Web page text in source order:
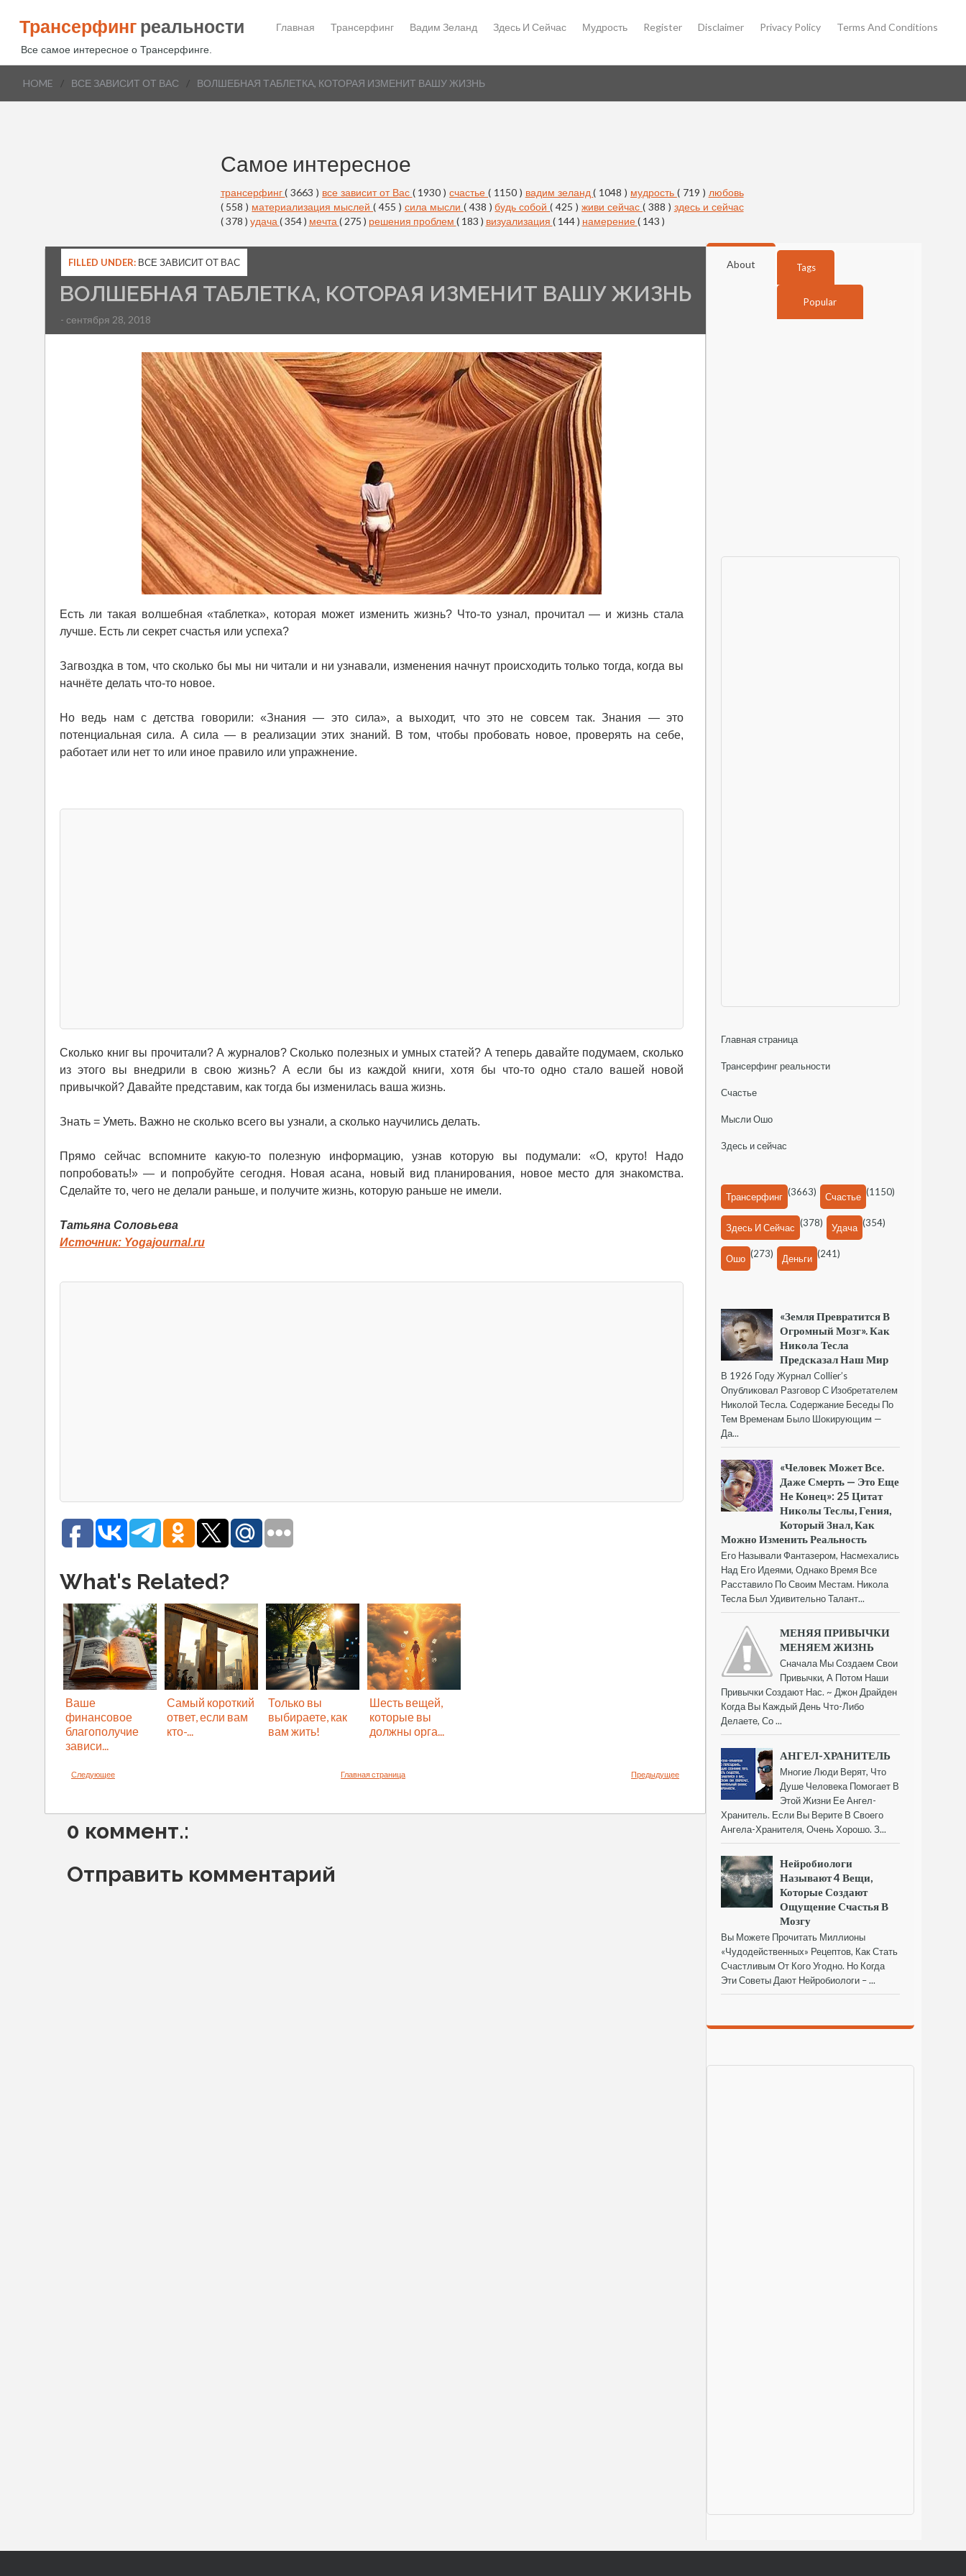
Трансерфинг реальности
Все самое интересное о Трансерфинге.
Главная Трансерфинг Вадим Зеланд Здесь И Сейчас Мудрость Register Disclaimer Privacy Policy Terms And Conditions
HOME / ВСЕ ЗАВИСИТ ОТ ВАС / ВОЛШЕБНАЯ ТАБЛЕТКА, КОТОРАЯ ИЗМЕНИТ ВАШУ ЖИЗНЬ
Самое интересное
трансерфинг( 3663 ) все зависит от Вас ( 1930 )счастье ( 1150 ) вадим зеланд( 1048 ) мудрость ( 719 ) любовь
( 558 ) материализация мыслей( 455 ) сила мысли ( 438 )будь собой( 425 )живи сейчас ( 388 ) здесь и сейчас
( 378 ) удача ( 354 ) мечта ( 275 ) решения проблем ( 183 ) визуализация ( 144 ) намерение( 143 )
FILLED UNDER: ВСЕ ЗАВИСИТ ОТ ВАС
ВОЛШЕБНАЯ ТАБЛЕТКА, КОТОРАЯ ИЗМЕНИТ ВАШУ ЖИЗНЬ
- сентября 28, 2018
Есть ли такая волшебная «таблетка», которая может изменить жизнь? Что-то узнал, прочитал — и жизнь стала
лучше. Есть ли секрет счастья или успеха?
Загвоздка в том, что сколько бы мы ни читали и ни узнавали, изменения начнут происходить только тогда, когда вы
начнёте делать что-то новое.
Но ведь нам с детства говорили: «Знания — это сила», а выходит, что это не совсем так. Знания — это
потенциальная сила. А сила — в реализации этих знаний. В том, чтобы пробовать новое, проверять на себе,
работает или нет то или иное правило или упражнение.
Сколько книг вы прочитали? А журналов? Сколько полезных и умных статей? А теперь давайте подумаем, сколько
из этого вы внедрили в свою жизнь? А если бы из каждой книги, хотя бы что-то одно стало вашей новой
привычкой? Давайте представим, как тогда бы изменилась ваша жизнь.
Знать = Уметь. Важно не сколько всего вы узнали, а сколько научились делать.
Прямо сейчас вспомните какую-то полезную информацию, узнав которую вы подумали: «О, круто! Надо
попробовать!» — и попробуйте сегодня. Новая асана, новый вид планирования, новое место для знакомства.
Сделайте то, чего не делали раньше, и получите жизнь, которую раньше не имели.
Татьяна Соловьева
Источник: Yogajournal.ru
What's Related?
Ваше
финансовое
благополучие
зависи...
Самый короткий
ответ, если вам
кто-...
Только вы
выбираете, как
вам жить!
Шесть вещей,
которые вы
должны орга...
Следующее Предыдущее
Главная страница
0 коммент.:
Отправить комментарий
About Tags
Popular
Главная страница
Трансерфинг реальности
Счастье
Мысли Ошо
Здесь и сейчас
Трансерфинг (3663) Счастье (1150)
Здесь И Сейчас (378) Удача (354)
Ошо (273) Деньги (241)
«Земля Превратится В
Огромный Мозг». Как
Никола Тесла
Предсказал Наш Мир
В 1926 Году Журнал Collier’s
Опубликовал Разговор С Изобретателем
Николой Тесла. Содержание Беседы По
Тем Временам Было Шокирующим —
Да...
«Человек Может Все.
Даже Смерть — Это Еще
Не Конец»: 25 Цитат
Николы Теслы, Гения,
Который Знал, Как
Можно Изменить Реальность
Его Называли Фантазером, Насмехались
Над Его Идеями, Однако Время Все
Расставило По Своим Местам. Никола
Тесла Был Удивительно Талант...
МЕНЯЯ ПРИВЫЧКИ
МЕНЯЕМ ЖИЗНЬ
Сначала Мы Создаем Свои
Привычки, А Потом Наши
Привычки Создают Нас. ~ Джон Драйден
Когда Вы Каждый День Что-Либо
Делаете, Со ...
АНГЕЛ-ХРАНИТЕЛЬ
Многие Люди Верят, Что
Душе Человека Помогает В
Этой Жизни Ее Ангел-
Хранитель. Если Вы Верите В Своего
Ангела-Хранителя, Очень Хорошо. З...
Нейробиологи
Называют 4 Вещи,
Которые Создают
Ощущение Счастья В
Мозгу
Вы Можете Прочитать Миллионы
«чудодейственных» Рецептов, Как Стать
Счастливым От Кого Угодно. Но Когда
Эти Советы Дают Нейробиологи – ...